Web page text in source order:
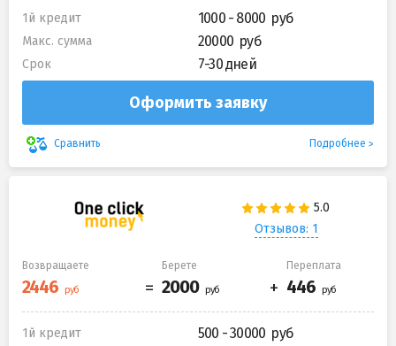
1й кредит 1000 - 8000
Макс. сумма 20000
Срок 7-30 дней
Оформить заявку
Сравнить Подробнее
Отзывов: 1
Возвращаете Берете Переплата
1й кредит 500 - 30000